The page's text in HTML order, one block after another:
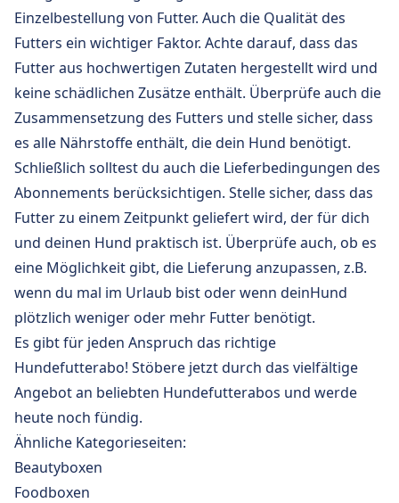
Einzelbestellung von Futter. Auch die Qualität des
Futters ein wichtiger Faktor. Achte darauf, dass das
Futter aus hochwertigen Zutaten hergestellt wird und
keine schädlichen Zusätze enthält. Überprüfe auch die
Zusammensetzung des Futters und stelle sicher, dass
es alle Nährstoffe enthält, die dein Hund benötigt.
Schließlich solltest du auch die Lieferbedingungen des
Abonnements berücksichtigen. Stelle sicher, dass das
Futter zu einem Zeitpunkt geliefert wird, der für dich
und deinen Hund praktisch ist. Überprüfe auch, ob es
eine Möglichkeit gibt, die Lieferung anzupassen, z.B.
wenn du mal im Urlaub bist oder wenn deinHund
plötzlich weniger oder mehr Futter benötigt.
Es gibt für jeden Anspruch das richtige
Hundefutterabo! Stöbere jetzt durch das vielfältige
Angebot an beliebten Hundefutterabos und werde
heute noch fündig.
Ähnliche Kategorieseiten:
Beautyboxen
Foodboxen